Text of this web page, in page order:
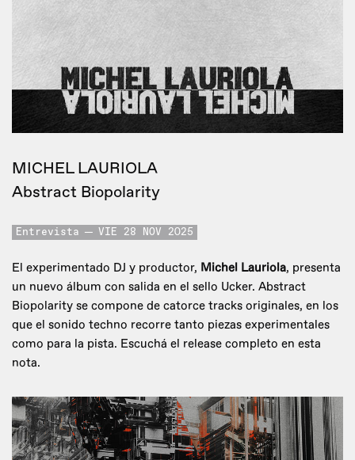
MICHEL LAURIOLA
Abstract Biopolarity
Entrevista VIE 28 NOV 2025
El experimentado DJ y productor, Michel Lauriola, presenta
un nuevo álbum con salida en el sello Ucker. Abstract
Biopolarity se compone de catorce tracks originales, en los
que el sonido techno recorre tanto piezas experimentales
como para la pista. Escuchá el release completo en esta
nota.